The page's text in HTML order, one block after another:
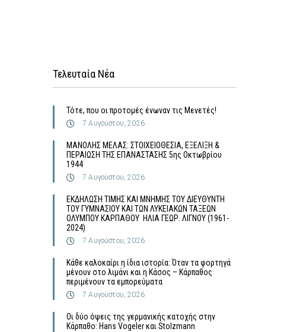
Τελευταία Νέα
Τότε, που οι προτομές ένωναν τις Μενετές!
7 Αυγούστου, 2026
MΑΝΟΛΗΣ ΜΕΛΑΣ: ΣΤΟΙΧΕΙΟΘΕΣΙΑ, ΕΞΕΛΙΞΗ &
ΠΕΡΑΙΩΣΗ ΤΗΣ ΕΠΑΝΑΣΤΑΣΗΣ 5ης Οκτωβρίου
1944
7 Αυγούστου, 2026
ΕΚΔΗΛΩΣΗ ΤΙΜΗΣ ΚΑΙ ΜΝΗΜΗΣ ΤΟΥ ΔΙΕΥΘΥΝΤΗ
ΤΟΥ ΓΥΜΝΑΣΙΟΥ ΚΑΙ ΤΩΝ ΛΥΚΕΙΑΚΩΝ ΤΑΞΕΩΝ
ΟΛΥΜΠΟΥ ΚΑΡΠΑΘΟΥ ΗΛΙΑ ΓΕΩΡ. ΛΙΓΝΟΥ (1961-
2024)
7 Αυγούστου, 2026
Κάθε καλοκαίρι η ίδια ιστορία: Όταν τα φορτηγά
μένουν στο λιμάνι και η Κάσος – Κάρπαθος
περιμένουν τα εμπορεύματα
7 Αυγούστου, 2026
Οι δύο όψεις της γερμανικής κατοχής στην
Κάρπαθο: Hans Vogeler και Stolzmann